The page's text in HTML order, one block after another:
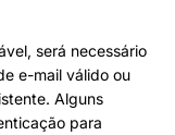
será necessário
e-mail válido ou
Alguns
para